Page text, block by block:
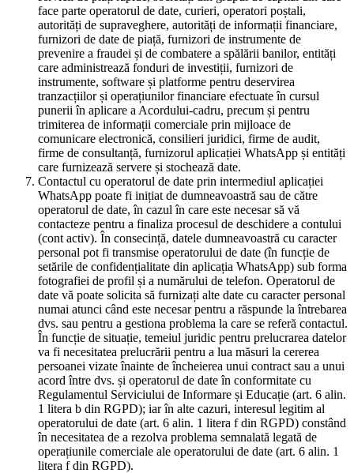
face parte operatorul de date, curieri, operatori poștali,
autorități de supraveghere, autorități de informații financiare,
furnizori de date de piață, furnizori de instrumente de
prevenire a fraudei și de combatere a spălării banilor, entități
care administrează fonduri de investiții, furnizori de
instrumente, software și platforme pentru deservirea
tranzacțiilor și operațiunilor financiare efectuate în cursul
punerii în aplicare a Acordului-cadru, precum și pentru
trimiterea de informații comerciale prin mijloace de
comunicare electronică, consilieri juridici, firme de audit,
firme de consultanță, furnizorul aplicației WhatsApp și entități
care furnizează servere și stochează date.
Contactul cu operatorul de date prin intermediul aplicației
WhatsApp poate fi inițiat de dumneavoastră sau de către
operatorul de date, în cazul în care este necesar să vă
contacteze pentru a finaliza procesul de deschidere a contului
(cont activ). În consecință, datele dumneavoastră cu caracter
personal pot fi transmise operatorului de date (în funcție de
setările de confidențialitate din aplicația WhatsApp) sub forma
fotografiei de profil și a numărului de telefon. Operatorul de
date vă poate solicita să furnizați alte date cu caracter personal
numai atunci când este necesar pentru a răspunde la întrebarea
dvs. sau pentru a gestiona problema la care se referă contactul.
În funcție de situație, temeiul juridic pentru prelucrarea datelor
va fi necesitatea prelucrării pentru a lua măsuri la cererea
persoanei vizate înainte de încheierea unui contract sau a unui
acord între dvs. și operatorul de date în conformitate cu
Regulamentul Serviciului de Informare și Educație (art. 6 alin.
1 litera b din RGPD); iar în alte cazuri, interesul legitim al
operatorului de date (art. 6 alin. 1 litera f din RGPD) constând
în necesitatea de a rezolva problema semnalată legată de
operațiunile comerciale ale operatorului de date (art. 6 alin. 1
litera f din RGPD).